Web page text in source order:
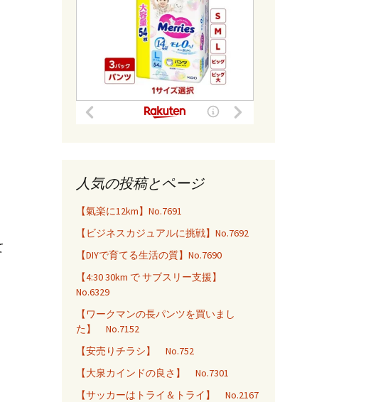
人気の投稿とページ
【氣楽に12km】No.7691
【ビジネスカジュアルに挑戦】No.7692
【DIYで育てる生活の質】No.7690
【4:30 30km で サブスリー支援】
No.6329
【ワークマンの長パンツを買いまし
た】 No.7152
【安売りチラシ】 No.752
【大泉カインドの良さ】 No.7301
【サッカーはトライ＆トライ】 No.2167